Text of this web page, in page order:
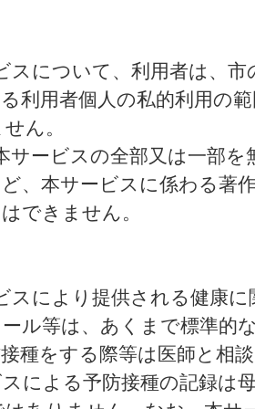
について、利用者は、市
利用者個人の私的利用の
ん。
ービスの全部又は一部を
、本サービスに係わる著
できません。
により提供される健康に
ル等は、あくまで標準的
種をする際等は医師と相
による予防接種の記録は